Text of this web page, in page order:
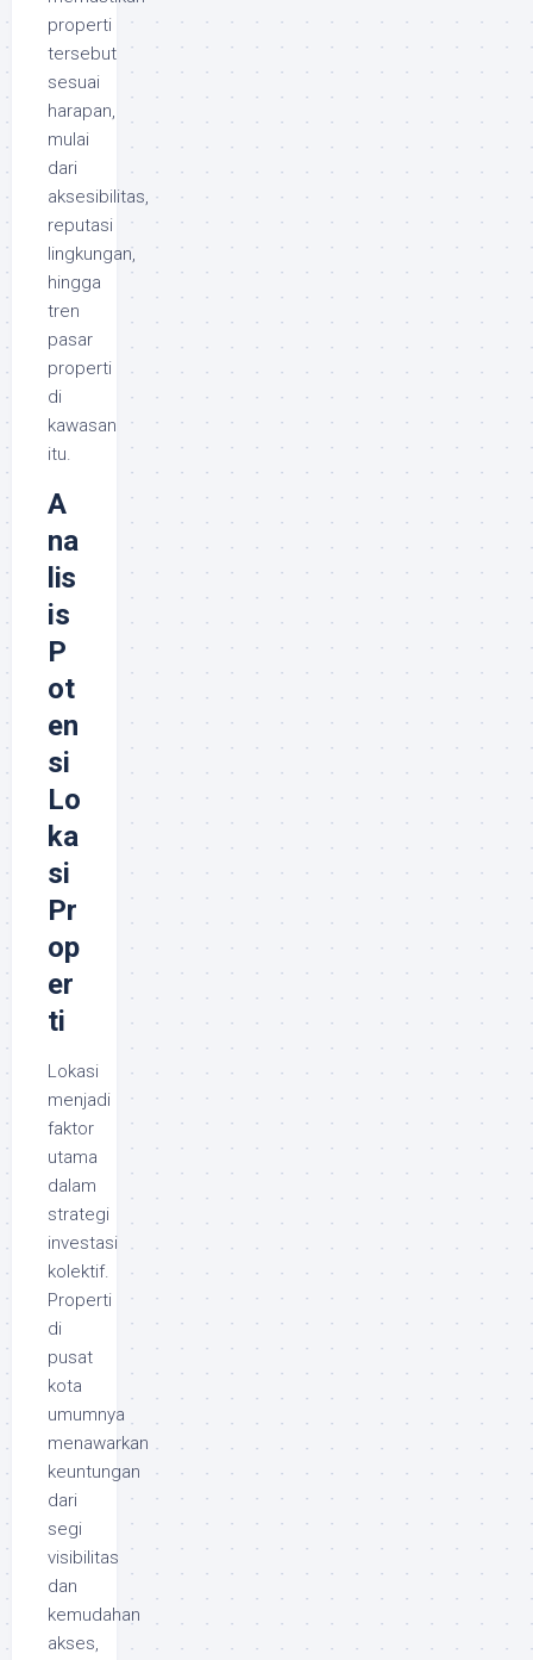
properti
tersebut
sesuai
harapan,
mulai
dari
aksesibilitas,
reputasi
lingkungan,
hingga
tren
pasar
properti
di
kawasan
itu.
A
na
lis
is
P
ot
en
si
Lo
ka
si
Pr
op
er
ti
Lokasi
menjadi
faktor
utama
dalam
strategi
investasi
kolektif.
Properti
di
pusat
kota
umumnya
menawarkan
keuntungan
dari
segi
visibilitas
dan
kemudahan
akses,